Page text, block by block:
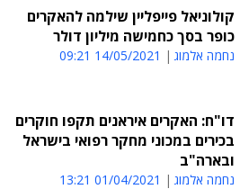
קולוניאל פייפליין שילמה להאקרים
כופר בסך כחמישה מיליון דולר
נחמה אלמוג 14/05/2021 09:21
דו"ח: האקרים איראנים תקפו חוקרים
בכירים במכוני מחקר רפואי בישראל
ובארה"ב
נחמה אלמוג 01/04/2021 13:21